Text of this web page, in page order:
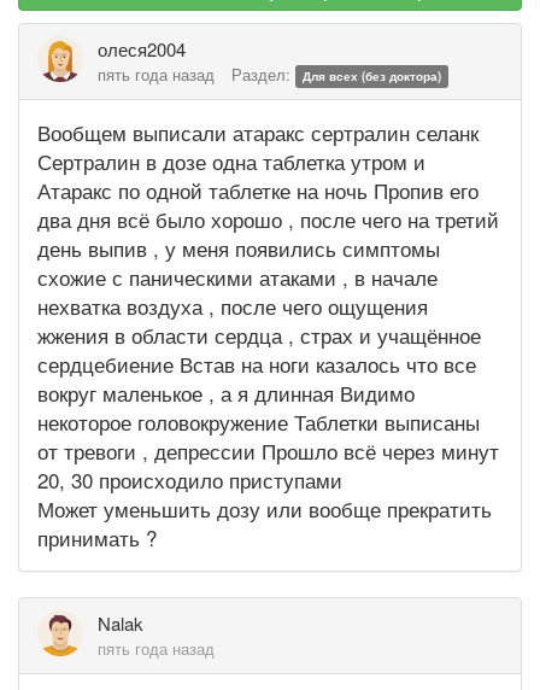
олеся2004
пять года назад Раздел: Для всех (без доктора)
Вообщем выписали атаракс сертралин селанк
Сертралин в дозе одна таблетка утром и
Атаракс по одной таблетке на ночь Пропив его
два дня всё было хорошо , после чего на третий
день выпив , у меня появились симптомы
схожие с паническими атаками , в начале
нехватка воздуха , после чего ощущения
жжения в области сердца , страх и учащённое
сердцебиение Встав на ноги казалось что все
вокруг маленькое , а я длинная Видимо
некоторое головокружение Таблетки выписаны
от тревоги , депрессии Прошло всё через минут
20, 30 происходило приступами
Может уменьшить дозу или вообще прекратить
принимать ?
Nalak
пять года назад